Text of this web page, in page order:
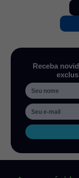
Receba